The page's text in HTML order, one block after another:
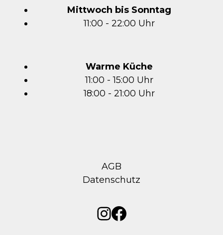
Mittwoch bis Sonntag
11:00 - 22:00 Uhr
Warme Küche
11:00 - 15:00 Uhr
18:00 - 21:00 Uhr
AGB
Datenschutz
Instagram
Facebook